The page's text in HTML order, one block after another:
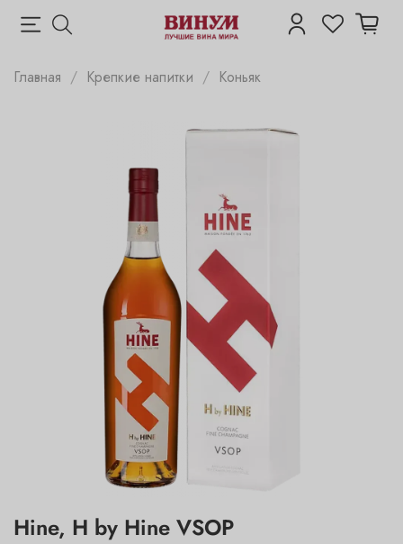
Главная Крепкие напитки Коньяк
Hine, H by Hine VSOP